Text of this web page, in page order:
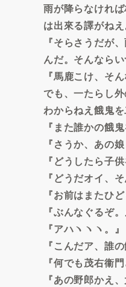
雨が降らなけれ
は出來る譯がねえ
『そらさうだが
んだ。そんなら
『馬鹿こけ、そ
でも、一たらし
わからねえ餓鬼
『また誰かの餓
『さうか、あの
『どうしたら子
『どうだオイ、
『お前はまたひ
『ぶんなぐるぞ。
『アハヽヽヽ。』
『こんだア、誰
『何でも茂右衞
『あの野郎かえ